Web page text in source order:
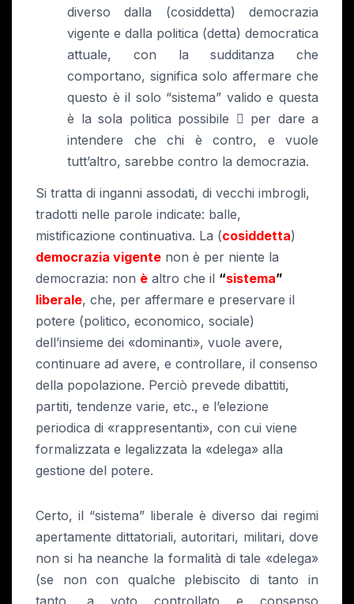
diverso dalla (cosiddetta) democrazia
vigente e dalla politica (detta) democratica
attuale, con la sudditanza che
comportano, significa solo affermare che
questo è il solo “sistema” valido e questa
è la sola politica possibile

per dare a
intendere che chi è contro, e vuole
tutt’altro, sarebbe contro la democrazia.
Si tratta di inganni assodati, di vecchi imbrogli,
tradotti nelle parole indicate: balle,
mistificazione continuativa. La (cosiddetta)
democrazia vigente non è per niente la
democrazia: non è altro che il “sistema”
liberale, che, per affermare e preservare il
potere (politico, economico, sociale)
dell’insieme dei «dominanti», vuole avere,
continuare ad avere, e controllare, il consenso
della popolazione. Perciò prevede dibattiti,
partiti, tendenze varie, etc., e l’elezione
periodica di «rappresentanti», con cui viene
formalizzata e legalizzata la «delega» alla
gestione del potere.
Certo, il “sistema” liberale è diverso dai regimi
apertamente dittatoriali, autoritari, militari, dove
non si ha neanche la formalità di tale «delega»
(se non con qualche plebiscito di tanto in